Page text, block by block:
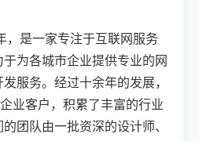
，是一家专注于互联网服务
为各城市企业提供专业的网
服务。经过十余年的发展，
业客户，积累了丰富的行业
团队由一批资深的设计师、